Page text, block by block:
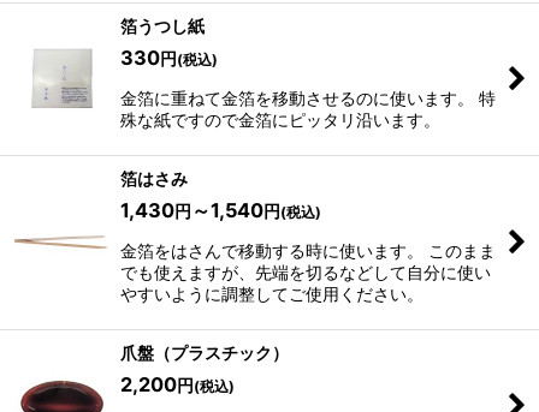
箔うつし紙
330円 (税込)
金箔に重ねて金箔を移動させるのに使います。 特
殊な紙ですので金箔にピッタリ沿います。
箔はさみ
1,430円 ～1,540円 (税込)
金箔をはさんで移動する時に使います。 このまま
でも使えますが、先端を切るなどして自分に使い
やすいように調整してご使用ください。
爪盤（プラスチック）
2,200円 (税込)